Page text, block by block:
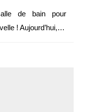
! Aujourd’hui,…